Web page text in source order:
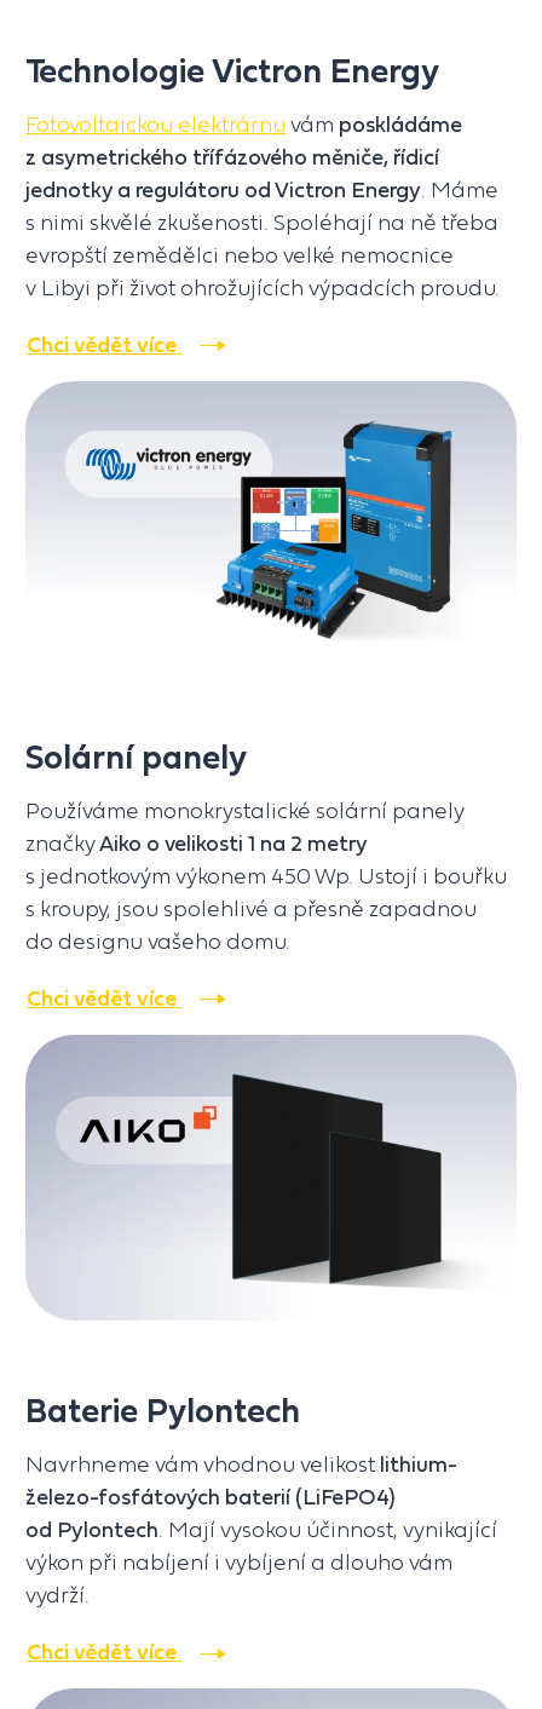
Technologie Victron Energy
Fotovoltaickou elektrárnu vám poskládáme
z asymetrického třífázového měniče, řídicí
jednotky a regulátoru od Victron Energy . Máme
s nimi skvělé zkušenosti. Spoléhají na ně třeba
evropští zemědělci nebo velké nemocnice
v Libyi při život ohrožujících výpadcích proudu.
Chci vědět více
Solární panely
Používáme monokrystalické solární panely
značkyAiko o velikosti 1 na 2 metry
s jednotkovým výkonem 450 Wp. Ustojí i bouřku
s kroupy, jsou spolehlivé a přesně zapadnou
do designu vašeho domu.
Chci vědět více
Baterie Pylontech
Navrhneme vám vhodnou velikost lithium-
železo-fosfátových baterií (LiFePO4)
od Pylontech . Mají vysokou účinnost, vynikající
výkon při nabíjení i vybíjení a dlouho vám
vydrží.
Chci vědět více